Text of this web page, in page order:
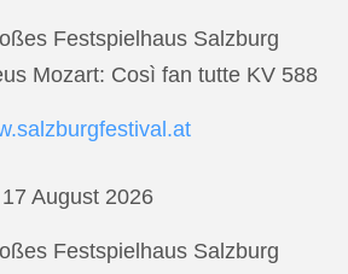
Festspielhaus Salzburg
Mozart: Così fan tutte KV 588
17 August 2026
Festspielhaus Salzburg